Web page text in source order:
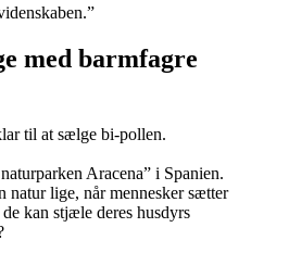
med barmfagre
til at sælge bi-pollen.
Aracena” i Spanien.
natur lige, når mennesker sætter
kan stjæle deres husdyrs